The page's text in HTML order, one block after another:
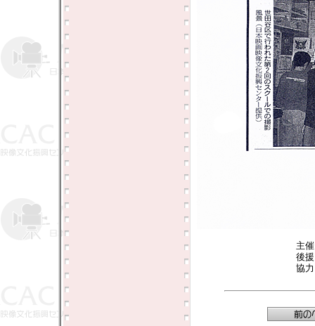
主
後
協